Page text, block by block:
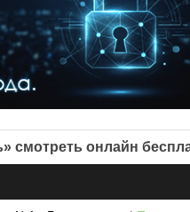
смотреть онлайн